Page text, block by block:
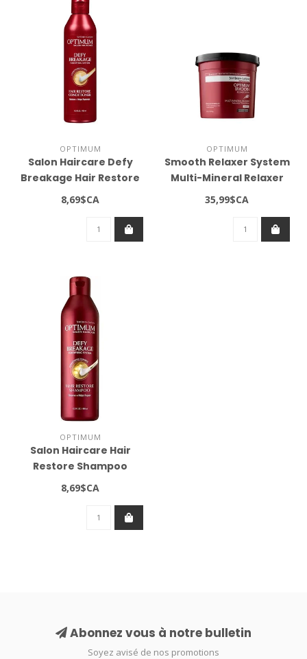
OPTIMUM
Salon Haircare Defy
Breakage Hair Restore
Conditioner 13.5oz
8,69$CA
OPTIMUM
Smooth Relaxer System
Multi-Mineral Relaxer
Regular 4lb
35,99$CA
OPTIMUM
Salon Haircare Hair
Restore Shampoo
13.5oz
8,69$CA
Abonnez vous à notre bulletin
Soyez avisé de nos promotions